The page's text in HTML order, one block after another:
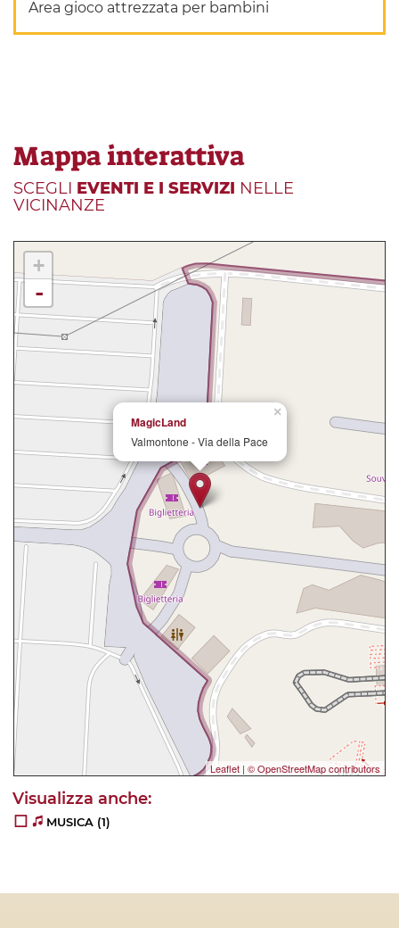
Area gioco attrezzata per bambini
Mappa interattiva
SCEGLI EVENTI E I SERVIZI NELLE
VICINANZE
×
MagicLand
Valmontone - Via della Pace
+
-
Leaflet | © OpenStreetMap contributors
MUSICA (1)